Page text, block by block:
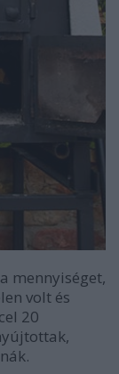
mennyiséget,
volt és
20